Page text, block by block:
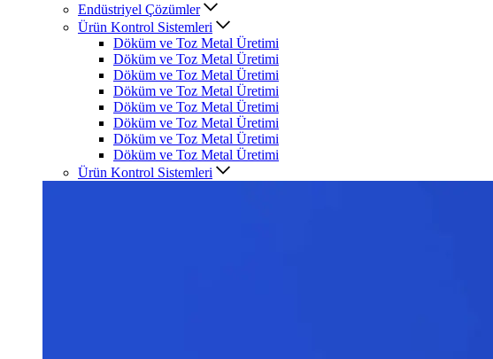
Endüstriyel Çözümler
Ürün Kontrol Sistemleri
Döküm ve Toz Metal Üretimi
Döküm ve Toz Metal Üretimi
Döküm ve Toz Metal Üretimi
Döküm ve Toz Metal Üretimi
Döküm ve Toz Metal Üretimi
Döküm ve Toz Metal Üretimi
Döküm ve Toz Metal Üretimi
Döküm ve Toz Metal Üretimi
Ürün Kontrol Sistemleri